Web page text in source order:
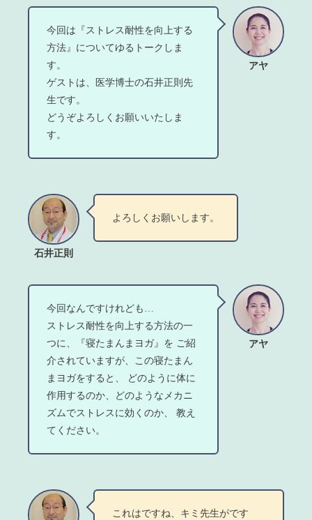
アヤ
今回は『ストレス耐性を向上する
方法』についてゆるトークしま
す。
ゲストは、医学博士の石井正則先
生です。
どうぞよろしくお願いいたしま
す。
石井正則
よろしくお願いします。
アヤ
今回なんですけれども…
ストレス耐性を向上する方法の一
つに、『寝たまんまヨガ』を ご紹
介されていますが、この寝たまん
まヨガをすると、 どのように体に
作用するのか、どのようなメカニ
ズムでストレスに効くのか、 教え
てください。
これはですね、キミ先生がです